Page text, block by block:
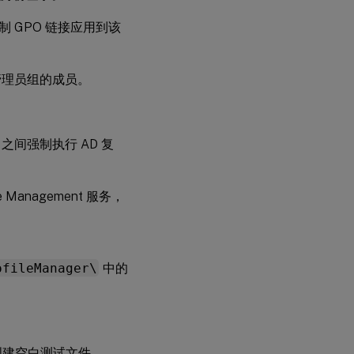
GPO 链接应用到该
员组的成员。
间强制执行 AD 复
服务，
中的